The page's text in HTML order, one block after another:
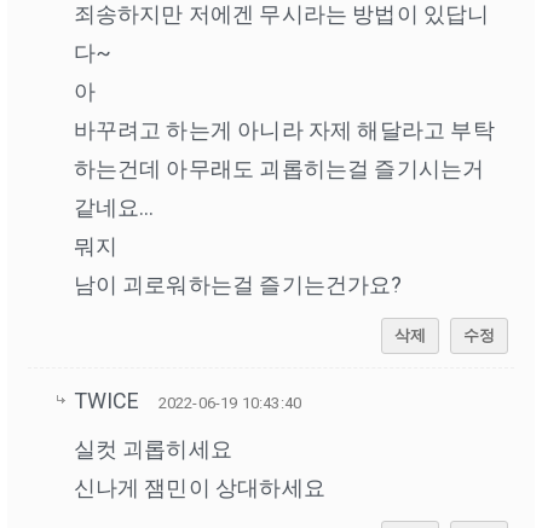
죄송하지만 저에겐 무시라는 방법이 있답니
다~
아
바꾸려고 하는게 아니라 자제 해달라고 부탁
하는건데 아무래도 괴롭히는걸 즐기시는거
같네요...
뭐지
남이 괴로워하는걸 즐기는건가요?
삭제 수정
TWICE 2022-06-19 10:43:40
실컷 괴롭히세요
신나게 잼민이 상대하세요